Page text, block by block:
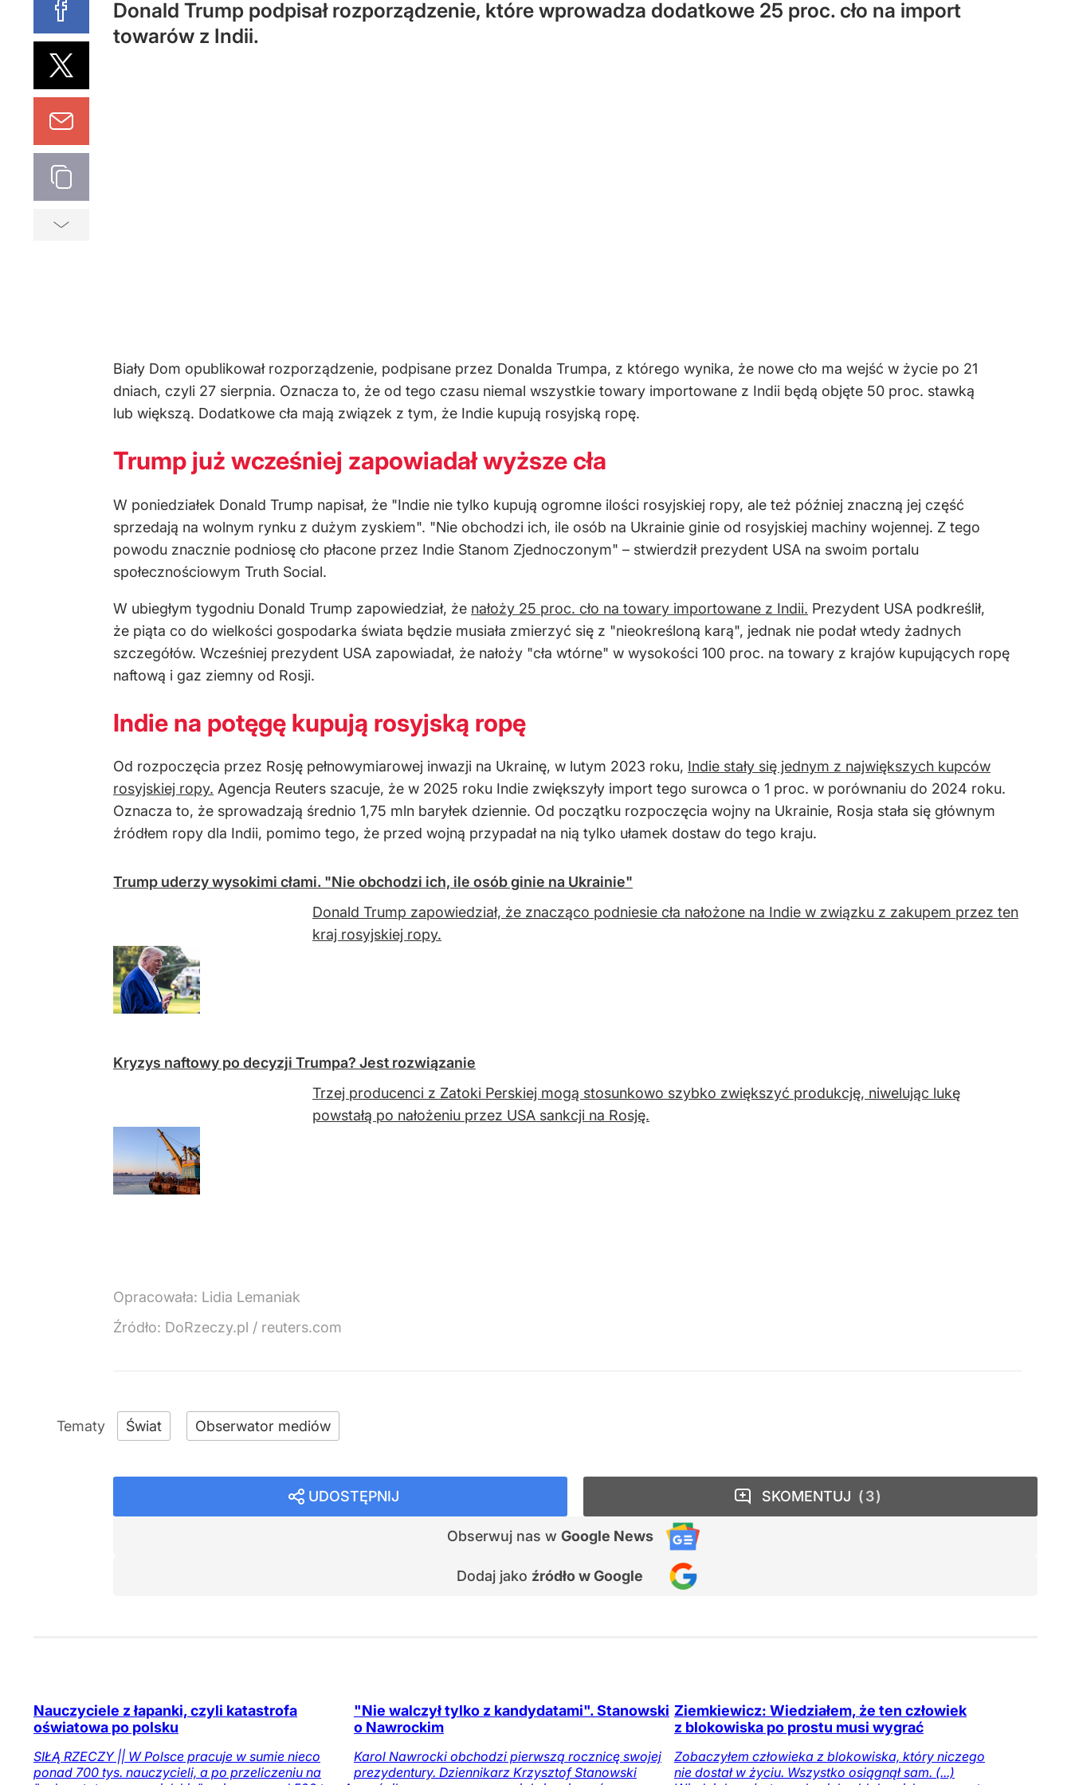
Donald Trump podpisał rozporządzenie, które wprowadza dodatkowe 25 proc. cło na import
towarów z Indii.
Biały Dom opublikował rozporządzenie, podpisane przez Donalda Trumpa, z którego wynika, że nowe cło ma wejść w życie po 21
dniach, czyli 27 sierpnia. Oznacza to, że od tego czasu niemal wszystkie towary importowane z Indii będą objęte 50 proc. stawką
lub większą. Dodatkowe cła mają związek z tym, że Indie kupują rosyjską ropę.
Trump już wcześniej zapowiadał wyższe cła
W poniedziałek Donald Trump napisał, że "Indie nie tylko kupują ogromne ilości rosyjskiej ropy, ale też później znaczną jej część
sprzedają na wolnym rynku z dużym zyskiem". "Nie obchodzi ich, ile osób na Ukrainie ginie od rosyjskiej machiny wojennej. Z tego
powodu znacznie podniosę cło płacone przez Indie Stanom Zjednoczonym" – stwierdził prezydent USA na swoim portalu
społecznościowym Truth Social.
W ubiegłym tygodniu Donald Trump zapowiedział, że nałoży 25 proc. cło na towary importowane z Indii. Prezydent USA podkreślił,
że piąta co do wielkości gospodarka świata będzie musiała zmierzyć się z "nieokreśloną karą", jednak nie podał wtedy żadnych
szczegółów. Wcześniej prezydent USA zapowiadał, że nałoży "cła wtórne" w wysokości 100 proc. na towary z krajów kupujących ropę
naftową i gaz ziemny od Rosji.
Indie na potęgę kupują rosyjską ropę
Od rozpoczęcia przez Rosję pełnowymiarowej inwazji na Ukrainę, w lutym 2023 roku, Indie stały się jednym z największych kupców
rosyjskiej ropy. Agencja Reuters szacuje, że w 2025 roku Indie zwiększyły import tego surowca o 1 proc. w porównaniu do 2024 roku.
Oznacza to, że sprowadzają średnio 1,75 mln baryłek dziennie. Od początku rozpoczęcia wojny na Ukrainie, Rosja stała się głównym
źródłem ropy dla Indii, pomimo tego, że przed wojną przypadał na nią tylko ułamek dostaw do tego kraju.
Trump uderzy wysokimi cłami. "Nie obchodzi ich, ile osób ginie na Ukrainie"
Donald Trump zapowiedział, że znacząco podniesie cła nałożone na Indie w związku z zakupem przez ten
kraj rosyjskiej ropy.
Kryzys naftowy po decyzji Trumpa? Jest rozwiązanie
Trzej producenci z Zatoki Perskiej mogą stosunkowo szybko zwiększyć produkcję, niwelując lukę
powstałą po nałożeniu przez USA sankcji na Rosję.
Opracowała: Lidia Lemaniak
Źródło: DoRzeczy.pl / reuters.com
Świat Obserwator mediów
UDOSTĘPNIJ
Obserwuj nas w Google News
Dodaj jako źródło w Google
SKOMENTUJ 3
Nauczyciele z łapanki, czyli katastrofa
oświatowa po polsku
SIŁĄ RZECZY || W Polsce pracuje w sumie nieco
ponad 700 tys. nauczycieli, a po przeliczeniu na
"Nie walczył tylko z kandydatami". Stanowski
o Nawrockim
Karol Nawrocki obchodzi pierwszą rocznicę swojej
prezydentury. Dziennikarz Krzysztof Stanowski
Ziemkiewicz: Wiedziałem, że ten człowiek
z blokowiska po prostu musi wygrać
Zobaczyłem człowieka z blokowiska, który niczego
nie dostał w życiu. Wszystko osiągnął sam. (...)